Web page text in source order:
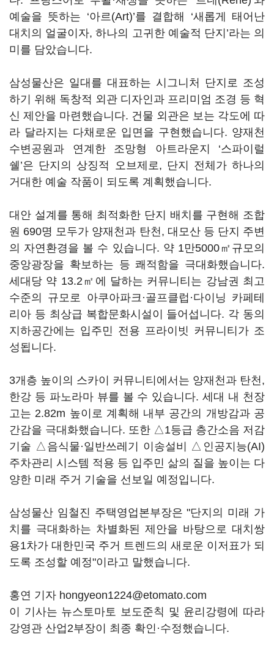
예술을 뜻하는 ‘아르(Art)’를 결합해 ‘새롭게 태어난
대치의 얼굴이자, 하나의 고귀한 예술적 단지’라는 의
미를 담았습니다.
삼성물산은 일대를 대표하는 시그니처 단지로 조성
하기 위해 독창적 외관 디자인과 프리미엄 조경 등 혁
신 제안을 마련했습니다. 건물 외관은 보는 각도에 따
라 달라지는 다채로운 입면을 구현했습니다. 양재천
수변공원과 연계한 조망형 아트라운지 ‘스파이럴
쉘’은 단지의 상징적 오브제로, 단지 전체가 하나의
거대한 예술 작품이 되도록 계획했습니다.
대안 설계를 통해 최적화한 단지 배치를 구현해 조합
원 690명 모두가 양재천과 탄천, 대모산 등 단지 주변
의 자연환경을 볼 수 있습니다. 약 1만5000㎡규모의
중앙광장을 확보하는 등 쾌적함을 극대화했습니다.
세대당 약 13.2㎡에 달하는 커뮤니티는 강남권 최고
수준의 규모로 아쿠아파크·골프클럽·다이닝 카페테
리아 등 최상급 복합문화시설이 들어섭니다. 각 동의
지하공간에는 입주민 전용 프라이빗 커뮤니티가 조
성됩니다.
3개층 높이의 스카이 커뮤니티에서는 양재천과 탄천,
한강 등 파노라마 뷰를 볼 수 있습니다. 세대 내 천장
고는 2.82m 높이로 계획해 내부 공간의 개방감과 공
간감을 극대화했습니다. 또한 △1등급 층간소음 저감
기술 △음식물·일반쓰레기 이송설비 △인공지능(AI)
주차관리 시스템 적용 등 입주민 삶의 질을 높이는 다
양한 미래 주거 기술을 선보일 예정입니다.
삼성물산 임철진 주택영업본부장은 "단지의 미래 가
치를 극대화하는 차별화된 제안을 바탕으로 대치쌍
용1차가 대한민국 주거 트렌드의 새로운 이저표가 되
도록 조성할 예정"이라고 말했습니다.
홍연 기자 hongyeon1224@etomato.com
이 기사는 뉴스토마토 보도준칙 및 윤리강령에 따라
강영관 산업2부장이 최종 확인·수정했습니다.